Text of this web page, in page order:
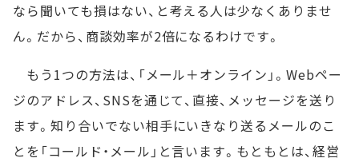
なら聞いても損はない、と考える人は少なくありませ
ん。だから、商談効率が2倍になるわけです。
もう1つの方法は、「メール＋オンライン」。Webペー
ジのアドレス、SNSを通じて、直接、メッセージを送り
ます。知り合いでない相手にいきなり送るメールのこ
とを「コールド・メール」と言います。もともとは、経営